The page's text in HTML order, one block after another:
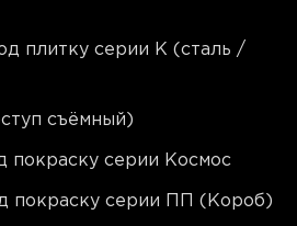
плитку серии K (сталь /
съёмный)
покраску серии Космос
покраску серии ПП (Короб)